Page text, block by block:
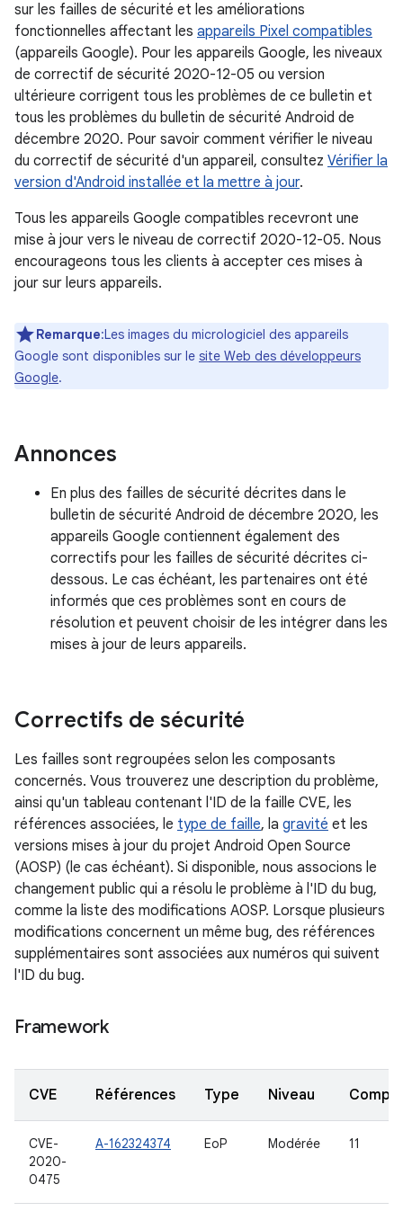
sur les failles de sécurité et les améliorations
fonctionnelles affectant les appareils Pixel compatibles
(appareils Google). Pour les appareils Google, les niveaux
de correctif de sécurité 2020-12-05 ou version
ultérieure corrigent tous les problèmes de ce bulletin et
tous les problèmes du bulletin de sécurité Android de
décembre 2020. Pour savoir comment vérifier le niveau
du correctif de sécurité d'un appareil, consultez Vérifier la
version d'Android installée et la mettre à jour.
Tous les appareils Google compatibles recevront une
mise à jour vers le niveau de correctif 2020-12-05. Nous
encourageons tous les clients à accepter ces mises à
jour sur leurs appareils.
Remarque:Les images du micrologiciel des appareils
Google sont disponibles sur le site Web des développeurs
Google.
Annonces
En plus des failles de sécurité décrites dans le
bulletin de sécurité Android de décembre 2020, les
appareils Google contiennent également des
correctifs pour les failles de sécurité décrites ci-
dessous. Le cas échéant, les partenaires ont été
informés que ces problèmes sont en cours de
résolution et peuvent choisir de les intégrer dans les
mises à jour de leurs appareils.
Correctifs de sécurité
Les failles sont regroupées selon les composants
concernés. Vous trouverez une description du problème,
ainsi qu'un tableau contenant l'ID de la faille CVE, les
références associées, le type de faille, la gravité et les
versions mises à jour du projet Android Open Source
(AOSP) (le cas échéant). Si disponible, nous associons le
changement public qui a résolu le problème à l'ID du bug,
comme la liste des modifications AOSP. Lorsque plusieurs
modifications concernent un même bug, des références
supplémentaires sont associées aux numéros qui suivent
l'ID du bug.
Framework
CVE Références Type Niveau
CVE-
2020-
0475
A-162324374 EoP Modérée 11